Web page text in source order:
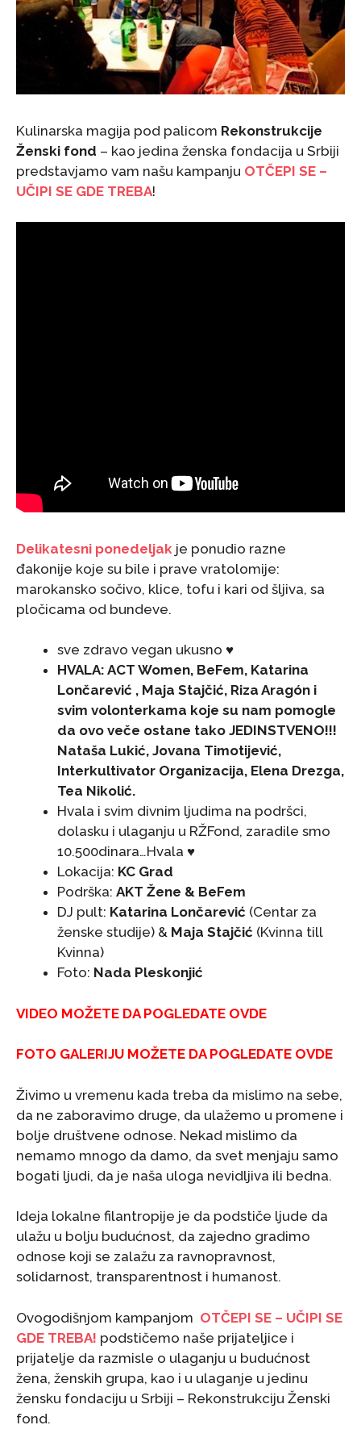
Kulinarska magija pod palicom Rekonstrukcije
Ženski fond – kao jedina ženska fondacija u Srbiji
predstavjamo vam našu kampanju OTČEPI SE –
UČIPI SE GDE TREBA!
Delikatesni ponedeljak je ponudio razne
đakonije koje su bile i prave vratolomije:
marokansko sočivo, klice, tofu i kari od šljiva, sa
pločicama od bundeve.
sve zdravo vegan ukusno ♥
HVALA: ACT Women, BeFem, Katarina
Lončarević , Maja Stajčić, Riza Aragón i
svim volonterkama koje su nam pomogle
da ovo veče ostane tako JEDINSTVENO!!!
Nataša Lukić, Jovana Timotijević,
Interkultivator Organizacija, Elena Drezga,
Tea Nikolić.
Hvala i svim divnim ljudima na podršci,
dolasku i ulaganju u RŽFond, zaradile smo
10.500dinara…Hvala ♥
Lokacija: KC Grad
Podrška: AKT Žene & BeFem
DJ pult: Katarina Lončarević (Centar za
ženske studije) & Maja Stajčić (Kvinna till
Kvinna)
Foto: Nada Pleskonjić
VIDEO MOŽETE DA POGLEDATE OVDE
FOTO GALERIJU MOŽETE DA POGLEDATE OVDE
Živimo u vremenu kada treba da mislimo na sebe,
da ne zaboravimo druge, da ulažemo u promene i
bolje društvene odnose. Nekad mislimo da
nemamo mnogo da damo, da svet menjaju samo
bogati ljudi, da je naša uloga nevidljiva ili bedna.
Ideja lokalne filantropije je da podstiče ljude da
ulažu u bolju budućnost, da zajedno gradimo
odnose koji se zalažu za ravnopravnost,
solidarnost, transparentnost i humanost.
Ovogodišnjom kampanjom OTČEPI SE – UČIPI SE
GDE TREBA! podstičemo naše prijateljice i
prijatelje da razmisle o ulaganju u budućnost
žena, ženskih grupa, kao i u ulaganje u jedinu
žensku fondaciju u Srbiji – Rekonstrukciju Ženski
fond.